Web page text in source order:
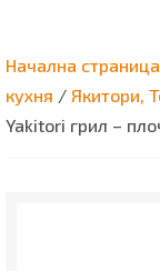
Начална страница
кухня / Якитори,
Yakitori грил –